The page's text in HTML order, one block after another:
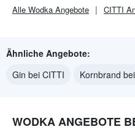
Alle Wodka Angebote CITTI
Ähnliche Angebote:
Gin bei CITTI
Kornbrand
WODKA ANGEBOTE